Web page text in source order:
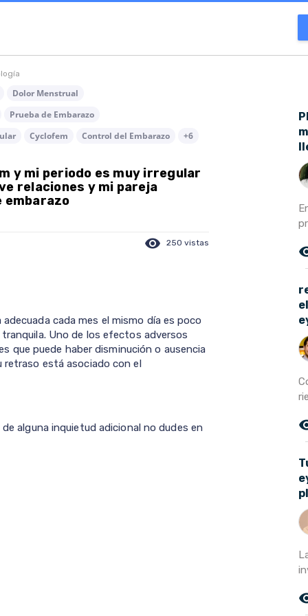
Dolor Menstrual
Prueba de Embarazo
Cyclofem Control del Embarazo
+6
y mi periodo es muy irregular
relaciones y mi pareja
embarazo
visibility 250 vistas
cada mes el mismo día es poco
Uno de los efectos adversos
que puede haber disminución o ausencia
está asociado con el
alguna inquietud adicional no dudes en